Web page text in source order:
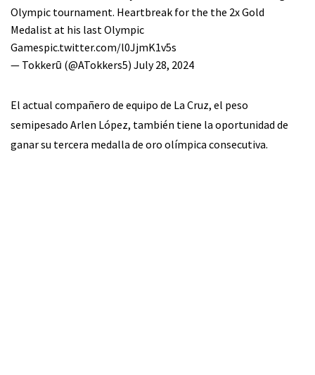
Olympic tournament. Heartbreak for the the 2x Gold
Medalist at his last Olympic
Gamespic.twitter.com/l0JjmK1v5s
— Tokkerū (@ATokkers5) July 28, 2024
El actual compañero de equipo de La Cruz, el peso
semipesado Arlen López, también tiene la oportunidad de
ganar su tercera medalla de oro olímpica consecutiva.